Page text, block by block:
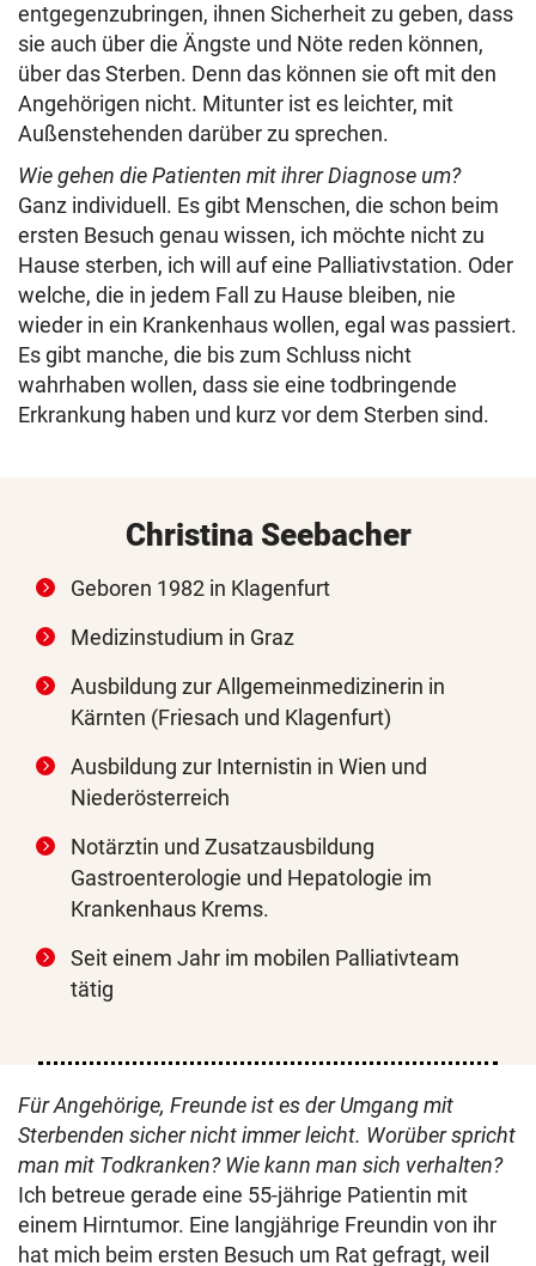
entgegenzubringen, ihnen Sicherheit zu geben, dass
sie auch über die Ängste und Nöte reden können,
über das Sterben. Denn das können sie oft mit den
Angehörigen nicht. Mitunter ist es leichter, mit
Außenstehenden darüber zu sprechen.
Wie gehen die Patienten mit ihrer Diagnose um?
Ganz individuell. Es gibt Menschen, die schon beim
ersten Besuch genau wissen, ich möchte nicht zu
Hause sterben, ich will auf eine Palliativstation. Oder
welche, die in jedem Fall zu Hause bleiben, nie
wieder in ein Krankenhaus wollen, egal was passiert.
Es gibt manche, die bis zum Schluss nicht
wahrhaben wollen, dass sie eine todbringende
Erkrankung haben und kurz vor dem Sterben sind.
Christina Seebacher
Geboren 1982 in Klagenfurt
Medizinstudium in Graz
Ausbildung zur Allgemeinmedizinerin in
Kärnten (Friesach und Klagenfurt)
Ausbildung zur Internistin in Wien und
Niederösterreich
Notärztin und Zusatzausbildung
Gastroenterologie und Hepatologie im
Krankenhaus Krems.
Seit einem Jahr im mobilen Palliativteam
tätig
Für Angehörige, Freunde ist es der Umgang mit
Sterbenden sicher nicht immer leicht. Worüber spricht
man mit Todkranken? Wie kann man sich verhalten?
Ich betreue gerade eine 55-jährige Patientin mit
einem Hirntumor. Eine langjährige Freundin von ihr
hat mich beim ersten Besuch um Rat gefragt, weil